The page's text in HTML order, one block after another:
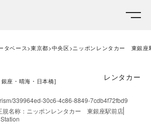
タベース 東京都 中央区 ニッポンレンタカー 東銀座
銀座・晴海・日本橋] レンタカー
339964ed-30c6-4c86-8849-7cdb4f72fbd9
規名称 ： ニッポンレンタカー 東銀座駅前店